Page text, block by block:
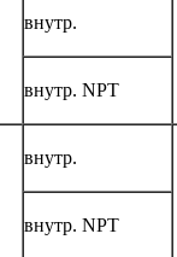
внутр.
внутр. NPT
внутр.
внутр. NPT